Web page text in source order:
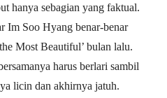
hanya sebagian yang faktual.
Im Soo Hyang benar-benar
Most Beautiful’ bulan lalu.
harus berlari sambil
licin dan akhirnya jatuh.